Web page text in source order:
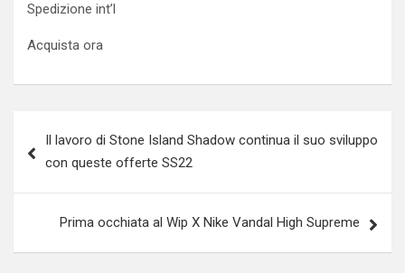
Spedizione int’l
Acquista ora
navigation
Il lavoro di Stone Island Shadow continua il suo sviluppo
con queste offerte SS22
Prima occhiata al Wip X Nike Vandal High Supreme